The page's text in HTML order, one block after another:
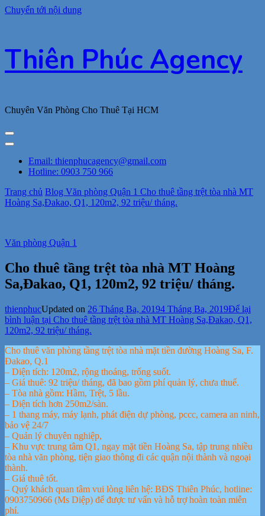
Chuyển tới nội dung
Thiên Phúc Agency
Chuyên Văn Phòng Cho Thuê Tại HCM
Email: thienphucagency@gmail.com
Hotline: 0903 750 966
Trang chủ Blog Văn phòng Quận 1 Cho thuê tầng trệt tòa nhà MT
Hoàng Sa,Đakao, Q1, 120m2, 92 triệu/ tháng.
Văn phòng Quận 1
Cho thuê tầng trệt tòa nhà MT Hoàng
Sa,Đakao, Q1, 120m2, 92 triệu/ tháng.
thienphucUpdated on 26 Tháng Ba, 20194 Tháng Ba, 2019Để lại
bình luận tại Cho thuê tầng trệt tòa nhà MT Hoàng Sa,Đakao, Q1,
120m2, 92 triệu/ tháng.
Cho thuê văn phòng tầng trệt tòa nhà mặt tiền đường Hoàng Sa, F.
Đakao, Q.1
– Diện tích: 120m2, rộng thoáng, trống suốt.
– Giá thuê: 92 triệu/ tháng, đã bao gồm phí quản lý, chưa thuế.
– Tòa nhà gồm: Hầm, Trệt, 5 lầu.
– Diện tích hơn 250m2/sàn.
– 1 thang máy, máy lạnh, phát điện dự phòng, pccc, camera an ninh,
bảo vệ 24/7
– Quản lý chuyên nghiệp,
– Khu vực trung tâm Q1, ngay mặt tiền Hoàng Sa, tập trung nhiều
tòa nhà văn phòng, tiện giao thông đi các quận nội thành và ngoại
thành.
– Giá thuê tốt.
– Quý khách quan tâm vui lòng liên hệ: BĐS Thiên Phúc, hotline:
0903750966 (Ms Diệp) để được tư vấn và hỗ trợ hoàn toàn miễn
phí.